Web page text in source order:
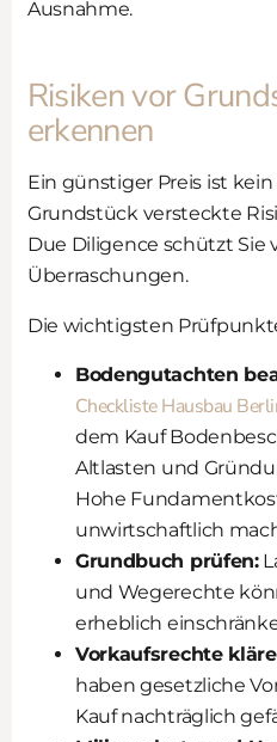
Ausnahme.
Risiken vor
erkennen
Ein günstiger Preis ist
Grundstück versteckte
Due Diligence schützt Sie
Überraschungen.
Die wichtigsten
Bodengutachten
Checkliste Hausbau
dem Kauf
Altlasten und
Hohe
unwirtschaftlich
Grundbuch prüfen:
und Wegerechte
erheblich
Vorkaufsrechte
haben gesetzliche
Kauf nachträglich